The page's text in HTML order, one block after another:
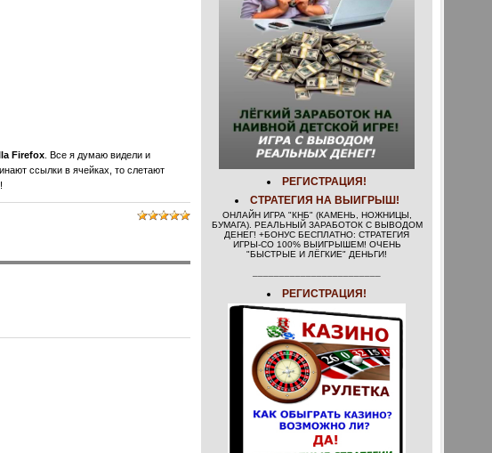
РЕГИСТРАЦИЯ!
СТРАТЕГИЯ НА ВЫИГРЫШ!
ОНЛАЙН ИГРА "КНБ" (КАМЕНЬ, НОЖНИЦЫ,
БУМАГА). РЕАЛЬНЫЙ ЗАРАБОТОК С ВЫВОДОМ
ДЕНЕГ! +БОНУС БЕСПЛАТНО: СТРАТЕГИЯ
ИГРЫ-СО 100% ВЫИГРЫШЕМ! ОЧЕНЬ
"БЫСТРЫЕ И ЛЁГКИЕ" ДЕНЬГИ!
РЕГИСТРАЦИЯ!
Firefox. Все я думаю видели и
ссылки в ячейках, то слетают